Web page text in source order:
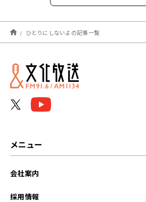
2021年04月
ひとりにしないよの記事一覧
メニュー
会社案内
採用情報